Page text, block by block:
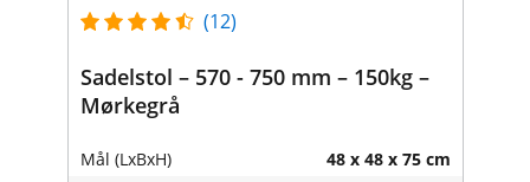
(12)
Sadelstol – 570 - 750 mm – 150kg –
Mørkegrå
Mål (LxBxH) 48 x 48 x 75 cm